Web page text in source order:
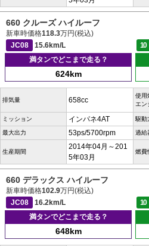
660 クルーズ ハイルーフ
新車時価格118.3万円(税込)
JC08
15.6km/L 10
満タンでどこまで走る？
624km
排気量 658cc
使用
エン
ミッション インパネ4AT 駆動
最大出力 53ps/5700rpm 過給
生産期間
2014年04月～201
5年03月
燃費
660 デラックス ハイルーフ
新車時価格102.9万円(税込)
JC08
16.2km/L 10
満タンでどこまで走る？
648km